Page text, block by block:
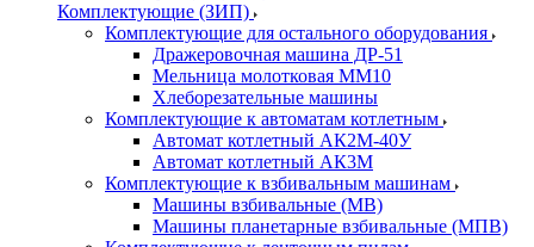
Комплектующие (ЗИП)
Комплектующие для остального оборудования
Дражеровочная машина ДР-51
Мельница молотковая ММ10
Хлеборезательные машины
Комплектующие к автоматам котлетным
Автомат котлетный АК2М-40У
Автомат котлетный АК3М
Комплектующие к взбивальным машинам
Машины взбивальные (МВ)
Машины планетарные взбивальные (МПВ)